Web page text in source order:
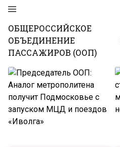
ОБЩЕРОССИЙСКОЕ
ОБЪЕДИНЕНИЕ
ПАССАЖИРОВ (ООП)